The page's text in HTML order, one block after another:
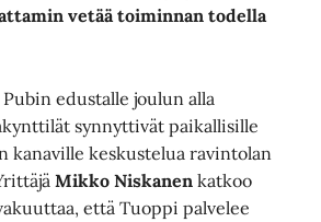
vetää toiminnan todella
edustalle joulun alla
synnyttivät paikallisille
kanaville keskustelua ravintolan
Mikko Niskanen katkoo
että Tuoppi palvelee